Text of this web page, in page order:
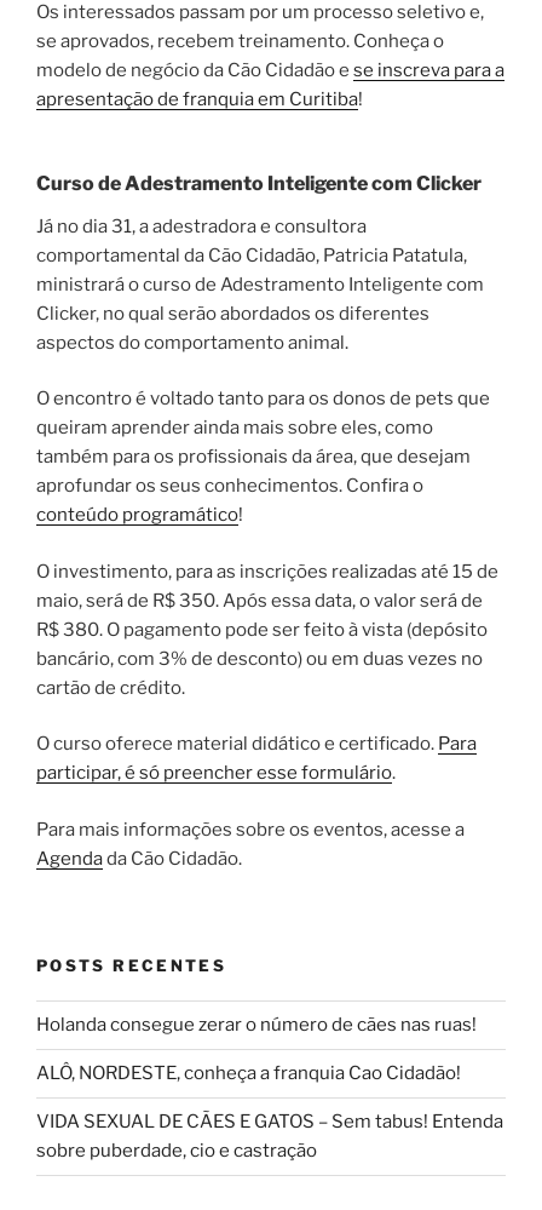
Os interessados passam por um processo seletivo e,
se aprovados, recebem treinamento. Conheça o
modelo de negócio da Cão Cidadão e se inscreva para a
apresentação de franquia em Curitiba!
Curso de Adestramento Inteligente com Clicker
Já no dia 31, a adestradora e consultora
comportamental da Cão Cidadão, Patricia Patatula,
ministrará o curso de Adestramento Inteligente com
Clicker, no qual serão abordados os diferentes
aspectos do comportamento animal.
O encontro é voltado tanto para os donos de pets que
queiram aprender ainda mais sobre eles, como
também para os profissionais da área, que desejam
aprofundar os seus conhecimentos. Confira o
conteúdo programático!
O investimento, para as inscrições realizadas até 15 de
maio, será de R$ 350. Após essa data, o valor será de
R$ 380. O pagamento pode ser feito à vista (depósito
bancário, com 3% de desconto) ou em duas vezes no
cartão de crédito.
O curso oferece material didático e certificado. Para
participar, é só preencher esse formulário.
Para mais informações sobre os eventos, acesse a
Agendada Cão Cidadão.
POSTS RECENTES
Holanda consegue zerar o número de cães nas ruas!
ALÔ, NORDESTE, conheça a franquia Cao Cidadão!
VIDA SEXUAL DE CÃES E GATOS – Sem tabus! Entenda
sobre puberdade, cio e castração